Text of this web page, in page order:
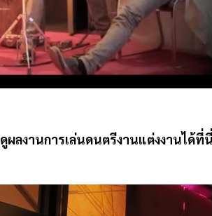
ดูผลงานการเล่นดนตรีงานแต่งงานได้ที่